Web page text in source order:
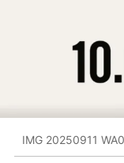
IMG 20250911